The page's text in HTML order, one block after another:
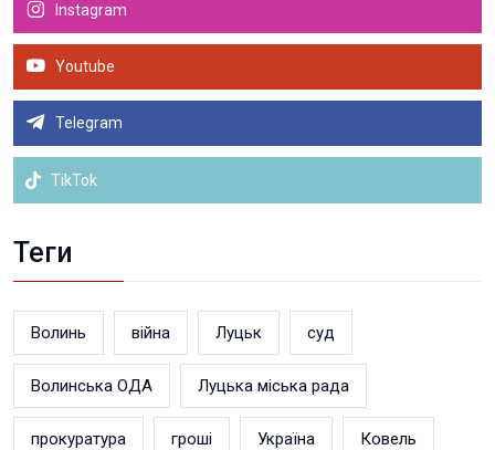
Instagram
Youtube
Telegram
TikTok
Теги
Волинь війна Луцьк суд
Волинська ОДА Луцька міська рада
прокуратура гроші Україна Ковель